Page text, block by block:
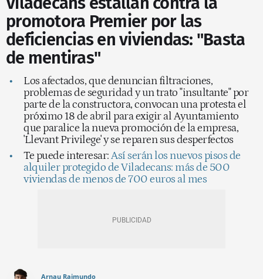
promotora Premier por las
deficiencias en viviendas: "Basta
de mentiras"
Los afectados, que denuncian filtraciones,
problemas de seguridad y un trato "insultante" por
parte de la constructora, convocan una protesta el
próximo 18 de abril para exigir al Ayuntamiento
que paralice la nueva promoción de la empresa,
'Llevant Privilege' y se reparen sus desperfectos
Te puede interesar:Así serán los nuevos pisos de
alquiler protegido de Viladecans: más de 500
viviendas de menos de 700 euros al mes
Arnau Raimundo